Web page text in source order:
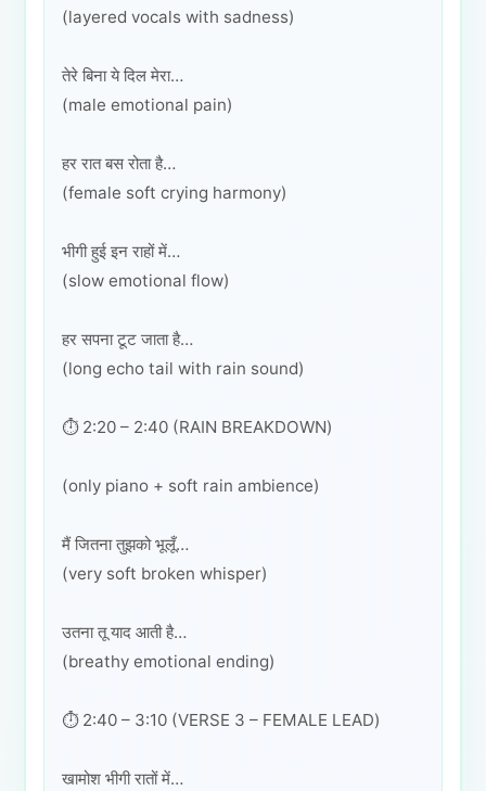
(layered vocals with sadness)
तेरे बिना ये दिल मेरा…
(male emotional pain)
हर रात बस रोता है…
(female soft crying harmony)
भीगी हुई इन राहों में…
(slow emotional flow)
हर सपना टूट जाता है…
(long echo tail with rain sound)
⏱️ 2:20 – 2:40 (RAIN BREAKDOWN)
(only piano + soft rain ambience)
मैं जितना तुझको भूलूँ…
(very soft broken whisper)
उतना तू याद आती है…
(breathy emotional ending)
⏱️ 2:40 – 3:10 (VERSE 3 – FEMALE LEAD)
खामोश भीगी रातों में…